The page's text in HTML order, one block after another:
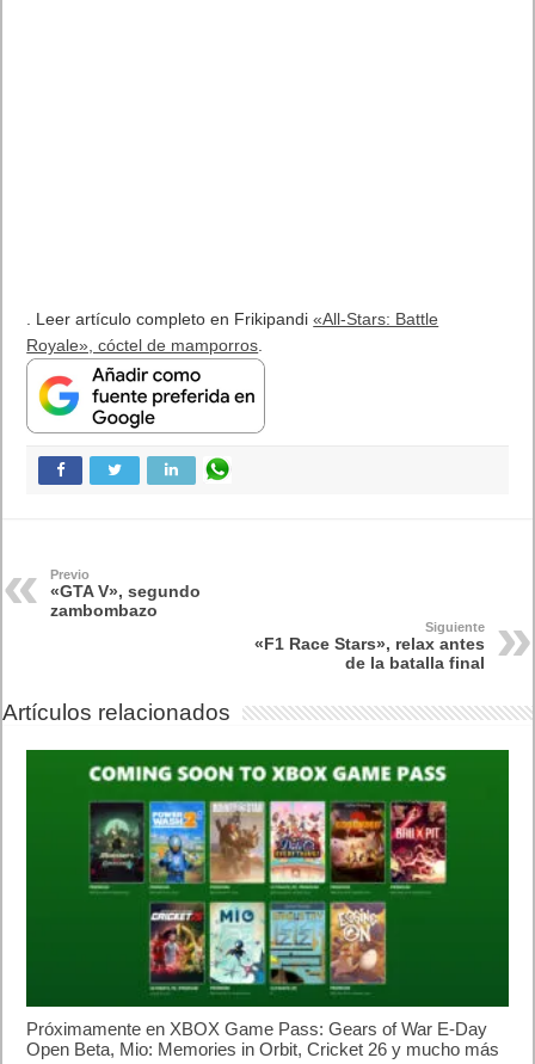
. Leer artículo completo en Frikipandi«All-Stars: Battle
Royale», cóctel de mamporros.
Previo
«GTA V», segundo
zambombazo
Siguiente
«F1 Race Stars», relax antes
de la batalla final
Artículos relacionados
Próximamente en XBOX Game Pass: Gears of War E-Day
Open Beta, Mio: Memories in Orbit, Cricket 26 y mucho más